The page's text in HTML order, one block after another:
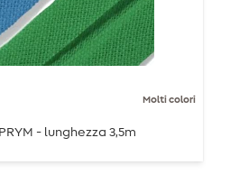
Molti colori
- lunghezza 3,5m